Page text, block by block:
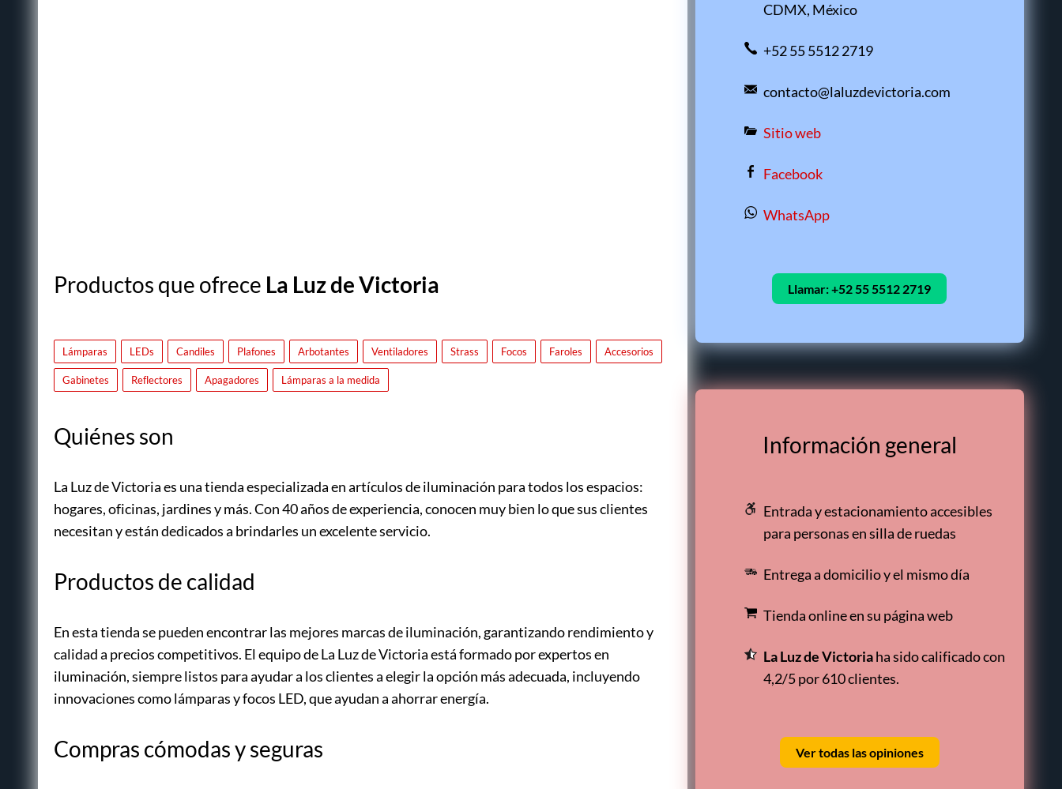
Productos que ofrece La Luz de Victoria
Lámparas LEDs Candiles Plafones Arbotantes Ventiladores Strass Focos Faroles Accesorios
Gabinetes Reflectores Apagadores Lámparas a la medida
Quiénes son
La Luz de Victoria es una tienda especializada en artículos de iluminación para todos los espacios:
hogares, oficinas, jardines y más. Con 40 años de experiencia, conocen muy bien lo que sus clientes
necesitan y están dedicados a brindarles un excelente servicio.
Productos de calidad
En esta tienda se pueden encontrar las mejores marcas de iluminación, garantizando rendimiento y
calidad a precios competitivos. El equipo de La Luz de Victoria está formado por expertos en
iluminación, siempre listos para ayudar a los clientes a elegir la opción más adecuada, incluyendo
innovaciones como lámparas y focos LED, que ayudan a ahorrar energía.
Compras cómodas y seguras
CDMX, México
+52 55 5512 2719
contacto@laluzdevictoria.com
Sitio web
Facebook
WhatsApp
Llamar:+52 55 5512 2719
Información general
Entrada y estacionamiento accesibles
para personas en silla de ruedas
Entrega a domicilio y el mismo día
Tienda online en su página web
La Luz de Victoriaha sido calificado con
4,2/5 por 610 clientes.
Ver todas las opiniones